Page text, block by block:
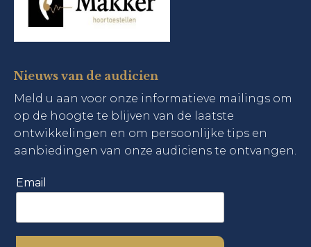
Nieuws van de audicien
Meld u aan voor onze informatieve mailings om
op de hoogte te blijven van de laatste
ontwikkelingen en om persoonlijke tips en
aanbiedingen van onze audiciens te ontvangen.
Email